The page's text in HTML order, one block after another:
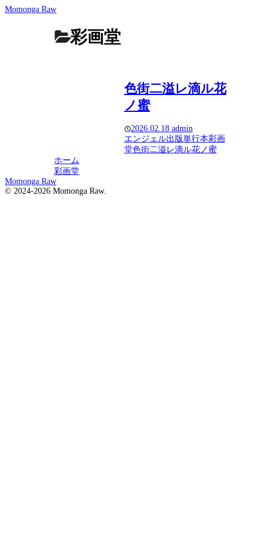
Momonga Raw
彩画堂
色街二溢レ滴ル花
ノ蜜
2026.02.18 admin
エンジェル出版単行本彩画
堂色街二溢レ滴ル花ノ蜜
ホーム
彩画堂
Momonga Raw
© 2024-2026 Momonga Raw.